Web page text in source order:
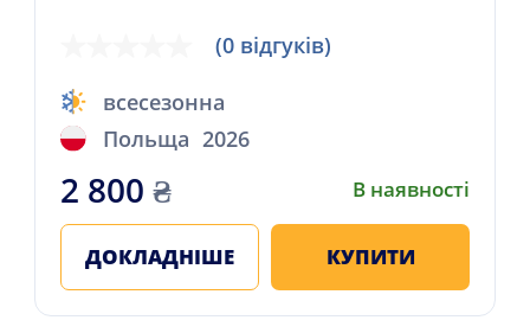
(0 відгуків)
всесезонна
Польща 2026
2 800 ₴ В наявності
ДОКЛАДНІШЕ КУПИТИ